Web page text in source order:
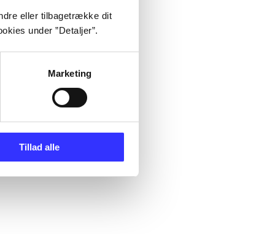
eller tilbagetrække dit
under ”Detaljer”.
Marketing
Tillad alle